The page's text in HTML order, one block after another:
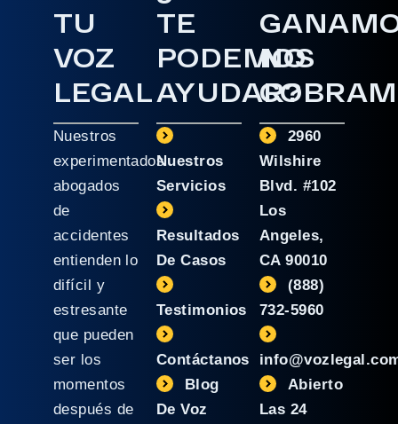
TU
VOZ
LEGAL
Nuestros
experimentados
abogados
de
accidentes
entienden lo
difícil y
estresante
que pueden
ser los
momentos
después de
TE
PODEMOS
AYUDAR?
Nuestros
Servicios
Resultados
De Casos
Testimonios
Contáctanos
Blog
De Voz
NO
2960
Wilshire
Blvd. #102
Los
Angeles,
CA 90010
(888)
732-5960
Abierto
Las 24